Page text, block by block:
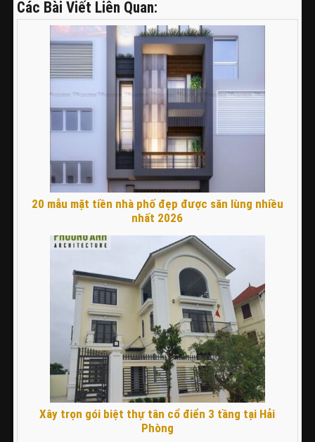
Các Bài Viết Liên Quan:
20 mẫu mặt tiền nhà phố đẹp được săn lùng nhiều
nhất 2026
Xây trọn gói biệt thự tân cổ điển 3 tầng tại Hải
Phòng